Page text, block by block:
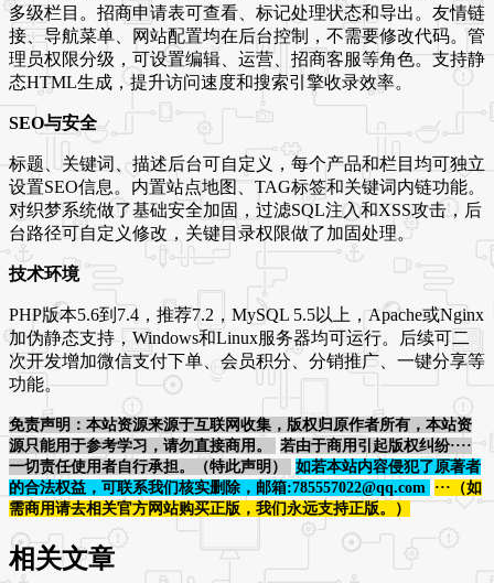
多级栏目。招商申请表可查看、标记处理状态和导出。友情链
接、导航菜单、网站配置均在后台控制，不需要修改代码。管
理员权限分级，可设置编辑、运营、招商客服等角色。支持静
态HTML生成，提升访问速度和搜索引擎收录效率。
SEO与安全
标题、关键词、描述后台可自定义，每个产品和栏目均可独立
设置SEO信息。内置站点地图、TAG标签和关键词内链功能。
对织梦系统做了基础安全加固，过滤SQL注入和XSS攻击，后
台路径可自定义修改，关键目录权限做了加固处理。
技术环境
PHP版本5.6到7.4，推荐7.2，MySQL 5.5以上，Apache或Nginx
加伪静态支持，Windows和Linux服务器均可运行。后续可二
次开发增加微信支付下单、会员积分、分销推广、一键分享等
功能。
免责声明：本站资源来源于互联网收集，版权归原作者所有，本站资
源只能用于参考学习，请勿直接商用。
若由于商用引起版权纠纷····
一切责任使用者自行承担。（特此声明）
如若本站内容侵犯了原著者
的合法权益，可联系我们核实删除，邮箱:785557022@qq.com
···（如
需商用请去相关官方网站购买正版，我们永远支持正版。）
相关文章